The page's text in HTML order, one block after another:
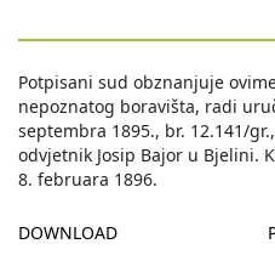
Potpisani sud obznanjuje
nepoznatog boravišta, radi
septembra 1895., br. 12.141/
odvjetnik Josip Bajor u Bjelini.
8. februara 1896.
DOWNLOAD